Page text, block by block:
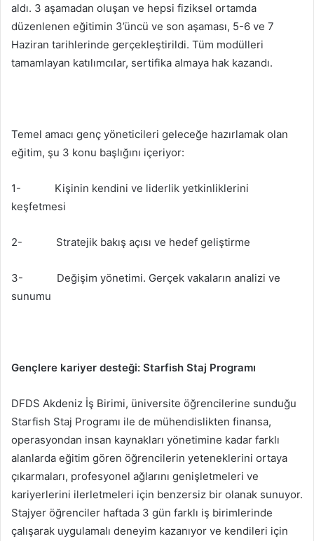
aldı. 3 aşamadan oluşan ve hepsi fiziksel ortamda
düzenlenen eğitimin 3’üncü ve son aşaması, 5-6 ve 7
Haziran tarihlerinde gerçekleştirildi. Tüm modülleri
tamamlayan katılımcılar, sertifika almaya hak kazandı.
Temel amacı genç yöneticileri geleceğe hazırlamak olan
eğitim, şu 3 konu başlığını içeriyor:
1- Kişinin kendini ve liderlik yetkinliklerini
keşfetmesi
2- Stratejik bakış açısı ve hedef geliştirme
3- Değişim yönetimi. Gerçek vakaların analizi ve
sunumu
Gençlere kariyer desteği: Starfish Staj Programı
DFDS Akdeniz İş Birimi, üniversite öğrencilerine sunduğu
Starfish Staj Programı ile de mühendislikten finansa,
operasyondan insan kaynakları yönetimine kadar farklı
alanlarda eğitim gören öğrencilerin yeteneklerini ortaya
çıkarmaları, profesyonel ağlarını genişletmeleri ve
kariyerlerini ilerletmeleri için benzersiz bir olanak sunuyor.
Stajyer öğrenciler haftada 3 gün farklı iş birimlerinde
çalışarak uygulamalı deneyim kazanıyor ve kendileri için